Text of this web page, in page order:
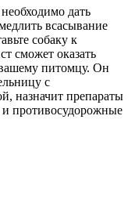
дать
всасывание
собаку к
сможет оказать
питомцу. Он
с
назначит препараты
и противосудорожные